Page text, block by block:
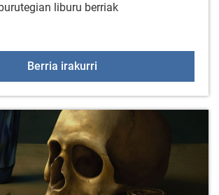
liburu berriak
Berria irakurri